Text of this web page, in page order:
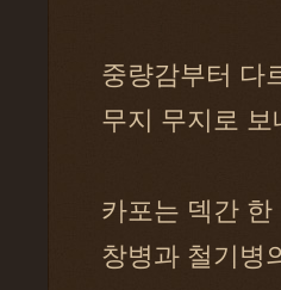
중량감부터 다
무지 무지로
카포는 덱간
창병과 철기병